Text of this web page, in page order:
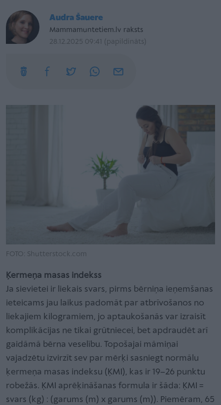
Audra Šauere
Mammamuntetiem.lv raksts
28.12.2025 09:41 (papildināts)
FOTO: Shutterstock.com
Ķermeņa masas indekss
Ja sievietei ir liekais svars, pirms bērniņa ieņemšanas
ieteicams jau laikus padomāt par atbrīvošanos no
liekajiem kilogramiem, jo aptaukošanās var izraisīt
komplikācijas ne tikai grūtniecei, bet apdraudēt arī
gaidāmā bērna veselību. Topošajai māmiņai
vajadzētu izvirzīt sev par mērķi sasniegt normālu
ķermeņa masas indeksu (ĶMI), kas ir 19–26 punktu
robežās. ĶMI aprēķināšanas formula ir šāda: ĶMI =
svars (kg) : (garums (m) x garums (m)). Piemēram, 65